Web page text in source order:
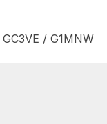
/ G1MNW